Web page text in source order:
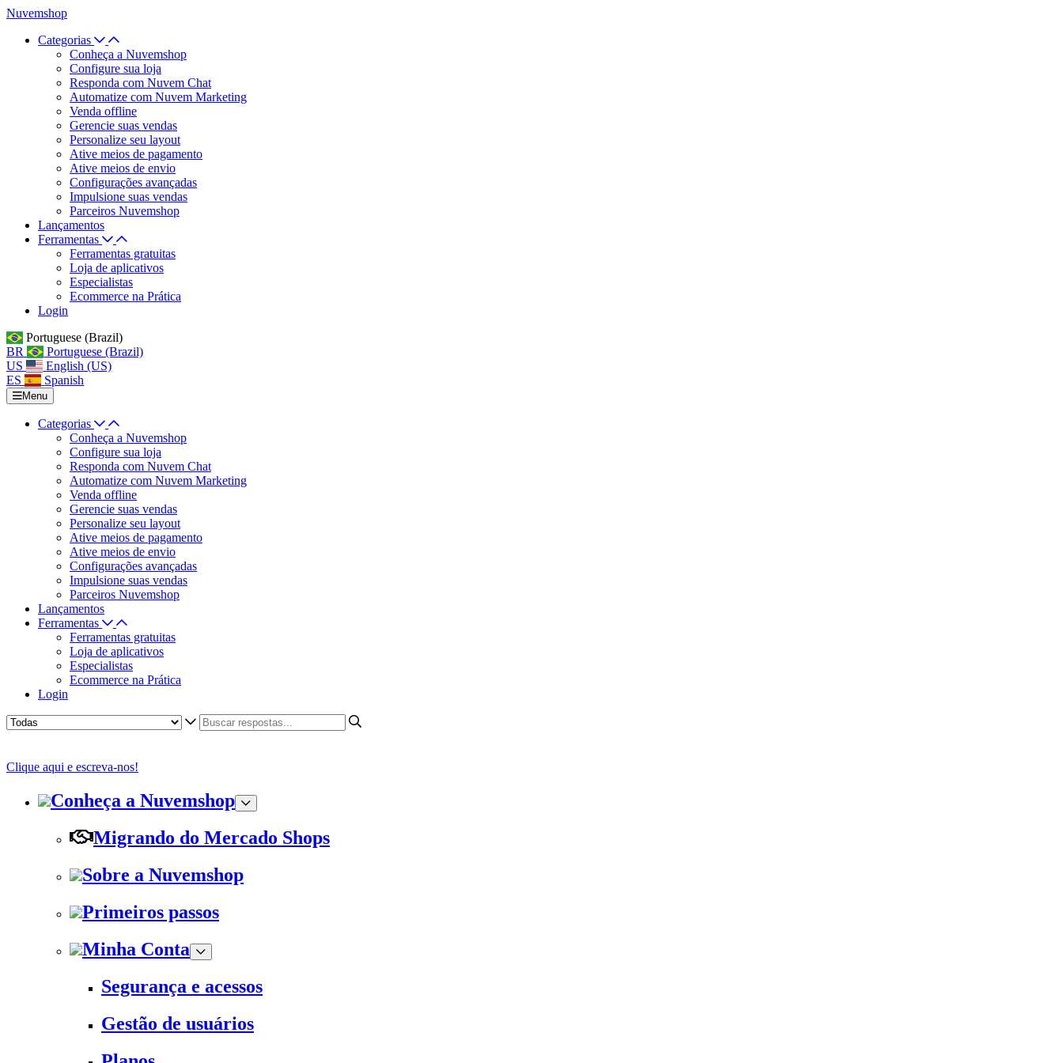
Nuvemshop
Categorias
Conheça a Nuvemshop
Configure sua loja
Responda com Nuvem Chat
Automatize com Nuvem Marketing
Venda offline
Gerencie suas vendas
Personalize seu layout
Ative meios de pagamento
Ative meios de envio
Configurações avançadas
Impulsione suas vendas
Parceiros Nuvemshop
Lançamentos
Ferramentas
Ferramentas gratuitas
Loja de aplicativos
Especialistas
Ecommerce na Prática
Login
Portuguese (Brazil)
BR
Portuguese (Brazil)
US
English (US)
ES
Spanish
Menu
Categorias
Conheça a Nuvemshop
Configure sua loja
Responda com Nuvem Chat
Automatize com Nuvem Marketing
Venda offline
Gerencie suas vendas
Personalize seu layout
Ative meios de pagamento
Ative meios de envio
Configurações avançadas
Impulsione suas vendas
Parceiros Nuvemshop
Lançamentos
Ferramentas
Ferramentas gratuitas
Loja de aplicativos
Especialistas
Ecommerce na Prática
Login
Clique aqui e escreva-nos!
Conheça a Nuvemshop
Migrando do Mercado Shops
Sobre a Nuvemshop
Primeiros passos
Minha Conta
Segurança e acessos
Gestão de usuários